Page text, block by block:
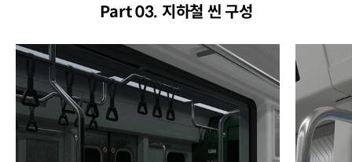
Part 03. 지하철 씬 구성